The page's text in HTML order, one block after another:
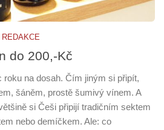
REDAKCE
do 200,-Kč
roku na dosah. Čím jiným si připít,
šáněm, prostě šumivý vínem. A
si Češi připijí tradičním sektem
nebo demíčkem. Ale: co